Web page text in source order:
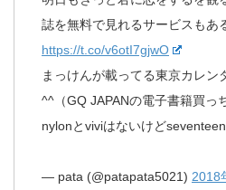
誌を無料で見れるサービスもあ
https://t.co/v6otI7gjwO
まっけんが載ってる東京カレン
^^（GQ JAPANの電子書籍買っ
nylonとviviはないけど
— pata (@patapata5021) 2018